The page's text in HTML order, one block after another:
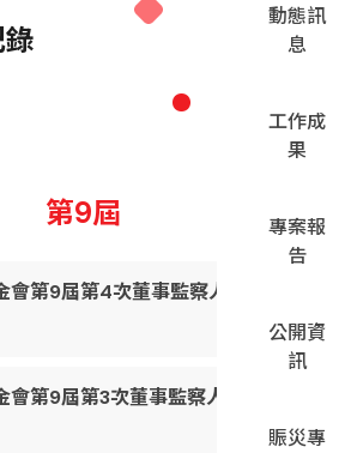
動態訊
息
工作成
果
專案報
告
公開資
訊
賑災專
第9屆
會第9屆第4次董事監察人聯
第9屆第3次董事監察人聯席